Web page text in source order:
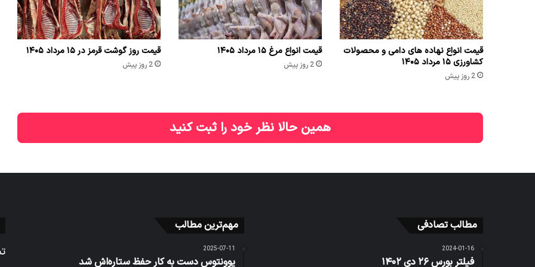
قیمت انواع نهاده های دامی و محصولات
کشاورزی ۱۵ مرداد ۱۴۰۵
2 روز پیش
قیمت انواع مرغ ۱۵ مرداد ۱۴۰۵
2 روز پیش
قیمت روز گوشت قرمز در ۱۵ مرداد ۱۴۰۵
2 روز پیش
همین حالا نظر خود را ثبت کنید
مطالب تصادفی
2024-01-16
فیلتر بورس ۲۶ دی ۱۴۰۲
مهم‌ترین مطالب
2025-07-11
یوونتوس دست به کار حفظ ستاره‌اش شد